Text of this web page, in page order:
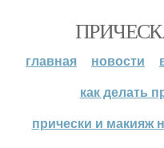
главная новости
как делать
прически и макияж